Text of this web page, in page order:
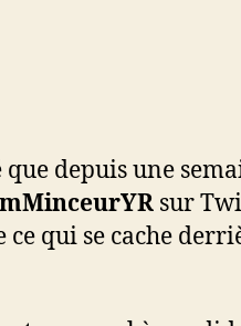
?
depuis une
sur
qui se cache